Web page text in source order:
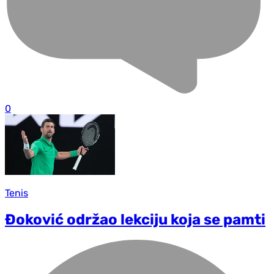
0
Tenis
Đoković održao lekciju koja se pamti